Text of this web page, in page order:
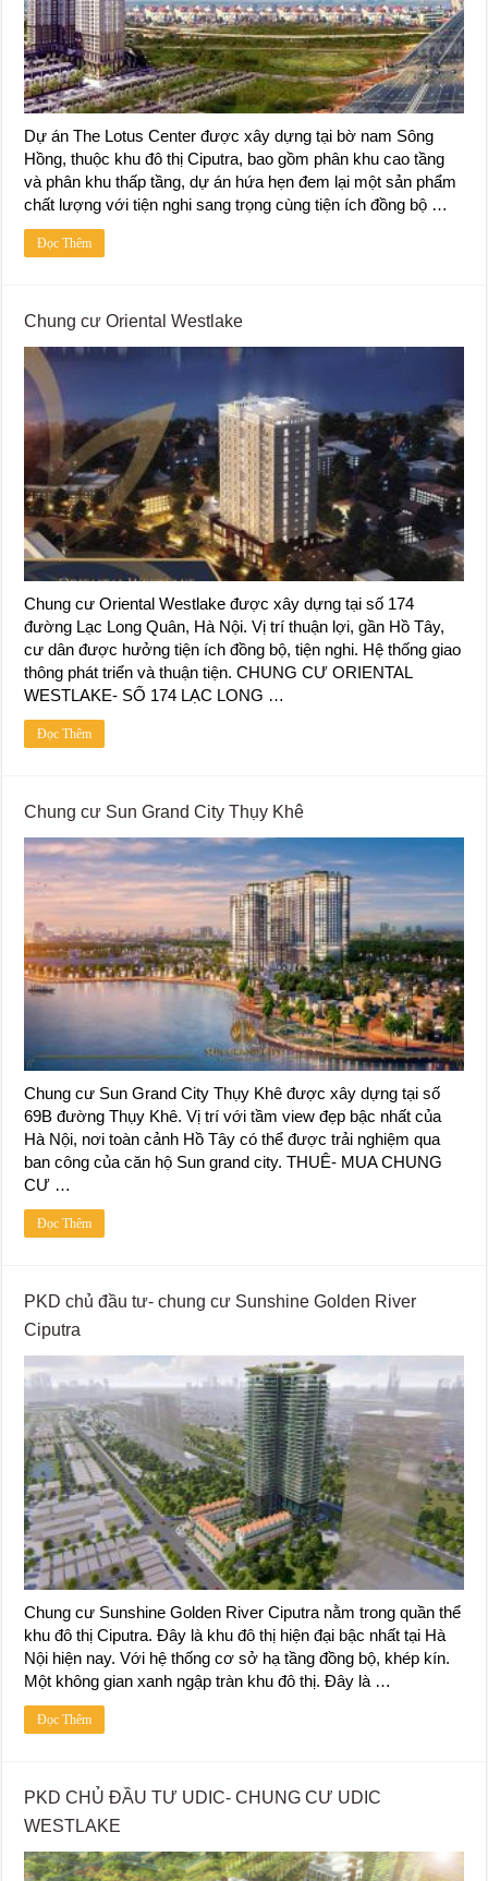
Dự án The Lotus Center được xây dựng tại bờ nam Sông
Hồng, thuộc khu đô thị Ciputra, bao gồm phân khu cao tầng
và phân khu thấp tầng, dự án hứa hẹn đem lại một sản phẩm
chất lượng với tiện nghi sang trọng cùng tiện ích đồng bộ …
Đọc Thêm
Chung cư Oriental Westlake
Chung cư Oriental Westlake được xây dựng tại số 174
đường Lạc Long Quân, Hà Nội. Vị trí thuận lợi, gần Hồ Tây,
cư dân được hưởng tiện ích đồng bộ, tiện nghi. Hệ thống giao
thông phát triển và thuận tiện. CHUNG CƯ ORIENTAL
WESTLAKE- SỐ 174 LẠC LONG …
Đọc Thêm
Chung cư Sun Grand City Thụy Khê
Chung cư Sun Grand City Thụy Khê được xây dựng tại số
69B đường Thụy Khê. Vị trí với tầm view đẹp bậc nhất của
Hà Nội, nơi toàn cảnh Hồ Tây có thể được trải nghiệm qua
ban công của căn hộ Sun grand city. THUÊ- MUA CHUNG
CƯ …
Đọc Thêm
PKD chủ đầu tư- chung cư Sunshine Golden River
Ciputra
Chung cư Sunshine Golden River Ciputra nằm trong quần thể
khu đô thị Ciputra. Đây là khu đô thị hiện đại bậc nhất tại Hà
Nội hiện nay. Với hệ thống cơ sở hạ tầng đồng bộ, khép kín.
Một không gian xanh ngập tràn khu đô thị. Đây là …
Đọc Thêm
PKD CHỦ ĐẦU TƯ UDIC- CHUNG CƯ UDIC
WESTLAKE